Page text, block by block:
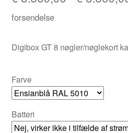
forsendelse
Digibox GT 8 nøgler/nøglekort
Farve
Batteri